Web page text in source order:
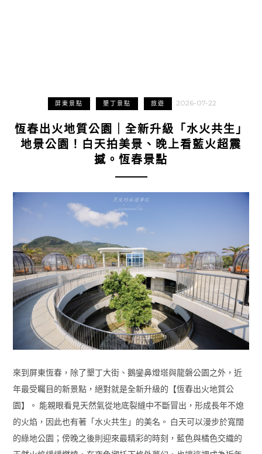
屏東景點 墾丁景點 旅遊 2026-07-22
恆春出火地質公園｜全新升級「水火共生」
地景公園！白天拍美景、晚上看藍火超震
撼。恆春景點
來到屏東恆春，除了墾丁大街、鵝鑾鼻燈塔與龍磐公園之外，近
年最受矚目的新景點，絕對就是全新升級的【恆春出火地質公
園】。 能親眼看見天然氣從地底裂縫中不斷冒出，形成長年不熄
的火焰，因此也有著「水火共生」的美名。 白天可以漫步於寬闊
的綠地公園；傍晚之後則迎來最精彩的時刻，藍色與橘色交織的